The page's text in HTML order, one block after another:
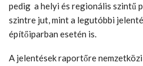
pedig a helyi és regionális szintű
szintre jut, mint a legutóbbi
építőiparban esetén is.
A jelentések raportőre